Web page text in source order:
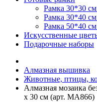
Рамка 30*30
Рамка 30*40
Рамка 50*40
Искусственные
Подарочные наборы
Алмазная вышивка
Животные, птицы,
Алмазная мозаика
х 30 см (арт. MA866)